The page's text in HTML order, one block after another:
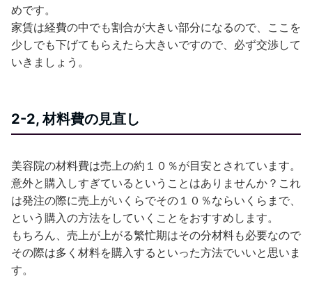
めです。
家賃は経費の中でも割合が大きい部分になるので、ここを
少しでも下げてもらえたら大きいですので、必ず交渉して
いきましょう。
2-2, 材料費の見直し
美容院の材料費は売上の約１０％が目安とされています。
意外と購入しすぎているということはありませんか？これ
は発注の際に売上がいくらでその１０％ならいくらまで、
という購入の方法をしていくことをおすすめします。
もちろん、売上が上がる繁忙期はその分材料も必要なので
その際は多く材料を購入するといった方法でいいと思いま
す。